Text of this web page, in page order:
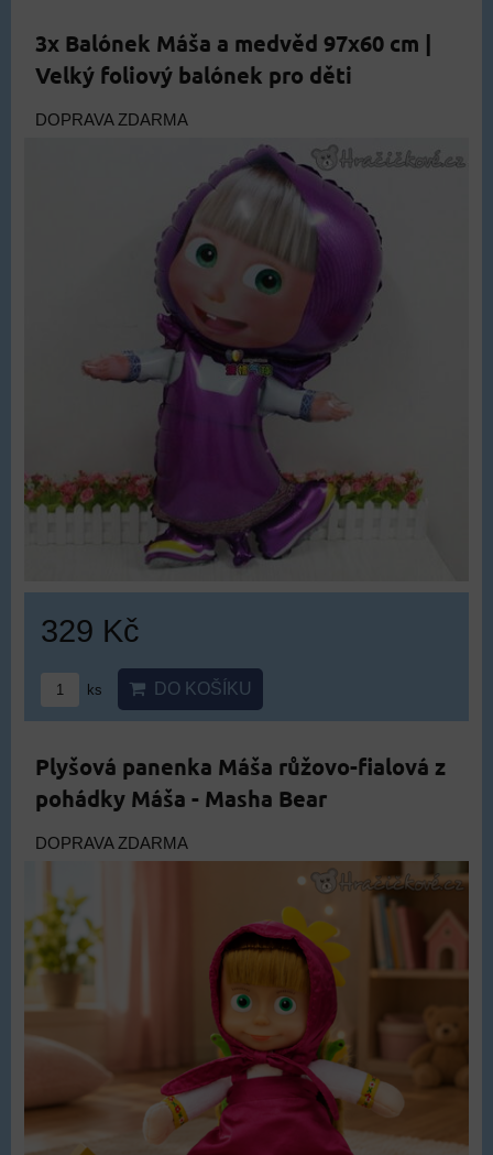
3x Balónek Máša a medvěd 97x60 cm |
Velký foliový balónek pro děti
DOPRAVA ZDARMA
329 Kč
ks DO KOŠÍKU
Plyšová panenka Máša růžovo-fialová z
pohádky Máša - Masha Bear
DOPRAVA ZDARMA